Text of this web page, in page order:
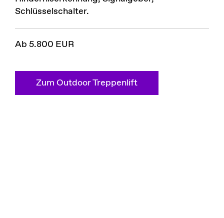
Schlüsselschalter.
Ab 5.800 EUR
Zum Outdoor Treppenlift